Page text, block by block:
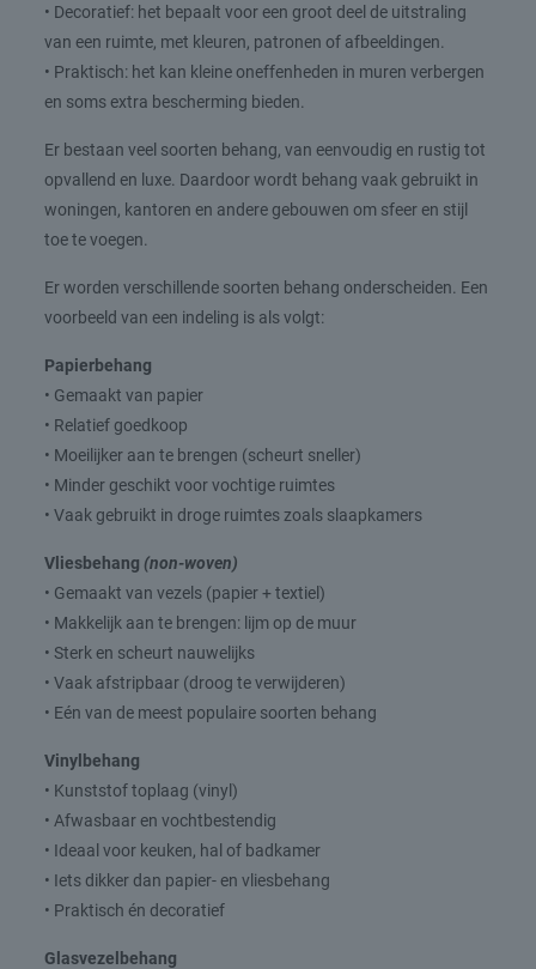
• Decoratief: het bepaalt voor een groot deel de uitstraling
van een ruimte, met kleuren, patronen of afbeeldingen.
• Praktisch: het kan kleine oneffenheden in muren verbergen
en soms extra bescherming bieden.
Er bestaan veel soorten behang, van eenvoudig en rustig tot
opvallend en luxe. Daardoor wordt behang vaak gebruikt in
woningen, kantoren en andere gebouwen om sfeer en stijl
toe te voegen.
Er worden verschillende soorten behang onderscheiden. Een
voorbeeld van een indeling is als volgt:
Papierbehang
• Gemaakt van papier
• Relatief goedkoop
• Moeilijker aan te brengen (scheurt sneller)
• Minder geschikt voor vochtige ruimtes
• Vaak gebruikt in droge ruimtes zoals slaapkamers
Vliesbehang (non-woven)
• Gemaakt van vezels (papier + textiel)
• Makkelijk aan te brengen: lijm op de muur
• Sterk en scheurt nauwelijks
• Vaak afstripbaar (droog te verwijderen)
• Eén van de meest populaire soorten behang
Vinylbehang
• Kunststof toplaag (vinyl)
• Afwasbaar en vochtbestendig
• Ideaal voor keuken, hal of badkamer
• Iets dikker dan papier- en vliesbehang
• Praktisch én decoratief
Glasvezelbehang